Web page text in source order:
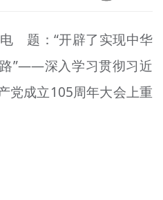
+
题：“开辟了实现中华
”——深入学习贯彻习近
党成立105周年大会上重